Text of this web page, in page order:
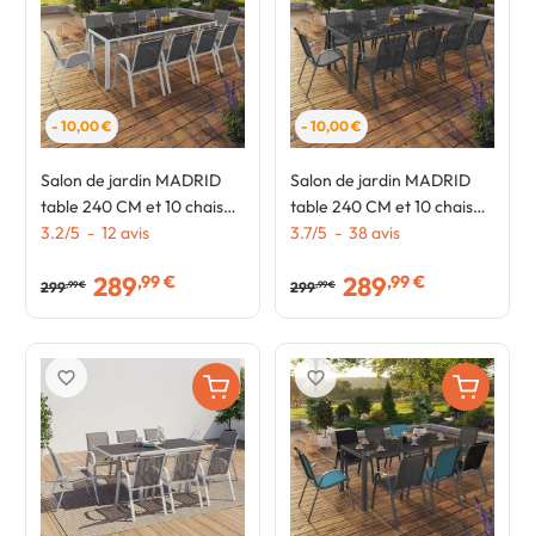
- 10,00 €
Salon de jardin MADRID
table 240 CM et 10 chaises
empilables blanc et gris
3.2/5 - 12 avis
299,99 € 289,99 €
- 10,00 €
Salon de jardin MADRID
table 240 CM et 10 chaises
empilables gris anthracite
3.7/5 - 38 avis
299,99 € 289,99 €
favorite_border favorite_border